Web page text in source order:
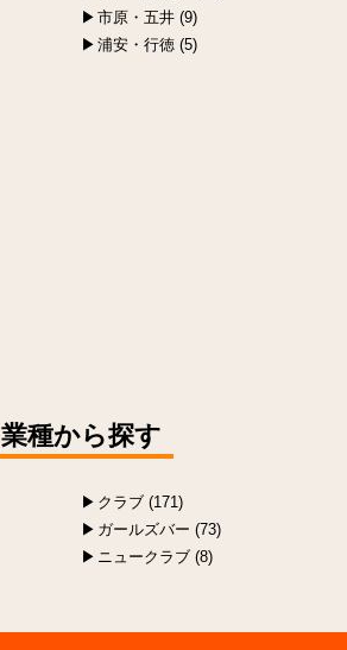
市原・五井 (9)
浦安・行徳 (5)
業種から探す
クラブ (171)
ガールズバー (73)
ニュークラブ (8)